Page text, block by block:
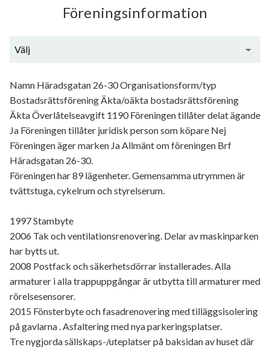
Föreningsinformation
Välj
Namn Häradsgatan 26-30 Organisationsform/typ
Bostadsrättsförening Äkta/oäkta bostadsrättsförening
Äkta Överlåtelseavgift 1190 Föreningen tillåter delat ägande
Ja Föreningen tillåter juridisk person som köpare Nej
Föreningen äger marken Ja Allmänt om föreningen Brf
Häradsgatan 26-30.
Föreningen har 89 lägenheter. Gemensamma utrymmen är
tvättstuga, cykelrum och styrelserum.
1997 Stambyte
2006 Tak och ventilationsrenovering. Delar av maskinparken
har bytts ut.
2008 Postfack och säkerhetsdörrar installerades. Alla
armaturer i alla trappuppgångar är utbytta till armaturer med
rörelsesensorer.
2015 Fönsterbyte och fasadrenovering med tilläggsisolering
på gavlarna . Asfaltering med nya parkeringsplatser.
Tre nygjorda sällskaps-/uteplatser på baksidan av huset där